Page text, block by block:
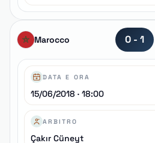
Marocco 0 - 1
DATA E ORA
15/06/2018 · 18:00
ARBITRO
Çakır Cüneyt